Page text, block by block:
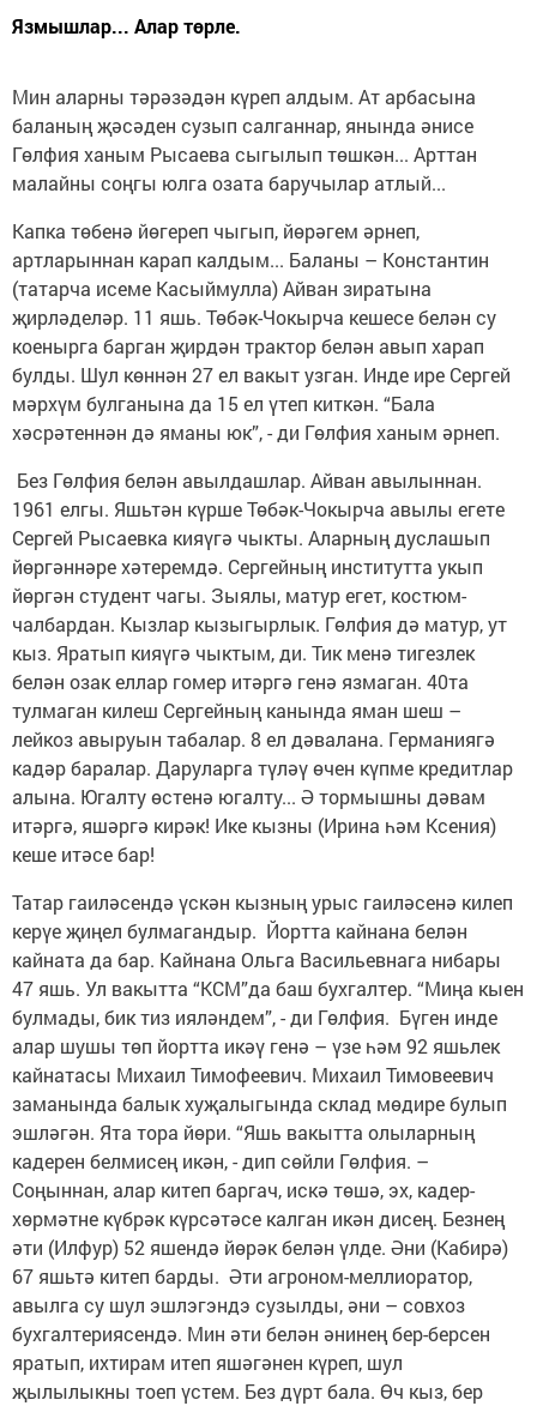
Язмышлар... Алар төрле.
Мин аларны тәрәзәдән күреп алдым. Ат арбасына
баланың җәсәден сузып салганнар, янында әнисе
Гөлфия ханым Рысаева сыгылып төшкән... Арттан
малайны соңгы юлга озата баручылар атлый...
Капка төбенә йөгереп чыгып, йөрәгем әрнеп,
артларыннан карап калдым... Баланы – Константин
(татарча исеме Касыймулла) Айван зиратына
җирләделәр. 11 яшь. Төбәк-Чокырча кешесе белән су
коенырга барган җирдән трактор белән авып харап
булды. Шул көннән 27 ел вакыт узган. Инде ире Сергей
мәрхүм булганына да 15 ел үтеп киткән. “Бала
хәсрәтеннән дә яманы юк”, - ди Гөлфия ханым әрнеп.
Без Гөлфия белән авылдашлар. Айван авылыннан.
1961 елгы. Яшьтән күрше Төбәк-Чокырча авылы егете
Сергей Рысаевка кияүгә чыкты. Аларның дуслашып
йөргәннәре хәтеремдә. Сергейның институтта укып
йөргән студент чагы. Зыялы, матур егет, костюм-
чалбардан. Кызлар кызыгырлык. Гөлфия дә матур, ут
кыз. Яратып кияүгә чыктым, ди. Тик менә тигезлек
белән озак еллар гомер итәргә генә язмаган. 40та
тулмаган килеш Сергейның канында яман шеш –
лейкоз авыруын табалар. 8 ел дәвалана. Германиягә
кадәр баралар. Даруларга түләү өчен күпме кредитлар
алына. Югалту өстенә югалту... Ә тормышны дәвам
итәргә, яшәргә кирәк! Ике кызны (Ирина һәм Ксения)
кеше итәсе бар!
Татар гаиләсендә үскән кызның урыс гаиләсенә килеп
керүе җиңел булмагандыр. Йортта кайнана белән
кайната да бар. Кайнана Ольга Васильевнага нибары
47 яшь. Ул вакытта “КСМ”да баш бухгалтер. “Миңа кыен
булмады, бик тиз ияләндем”, - ди Гөлфия. Бүген инде
алар шушы төп йортта икәү генә – үзе һәм 92 яшьлек
кайнатасы Михаил Тимофеевич. Михаил Тимовеевич
заманында балык хуҗалыгында склад мөдире булып
эшләгән. Ята тора йөри. “Яшь вакытта олыларның
кадерен белмисең икән, - дип сөйли Гөлфия. –
Соңыннан, алар китеп баргач, искә төшә, эх, кадер-
хөрмәтне күбрәк күрсәтәсе калган икән дисең. Безнең
әти (Илфур) 52 яшендә йөрәк белән үлде. Әни (Кабирә)
67 яшьтә китеп барды. Әти агроном-меллиоратор,
авылга су шул эшлэгэндэ сузылды, әни – совхоз
бухгалтериясендә. Мин әти белән әнинең бер-берсен
яратып, ихтирам итеп яшәгәнен күреп, шул
җылылыкны тоеп үстем. Без дүрт бала. Өч кыз, бер